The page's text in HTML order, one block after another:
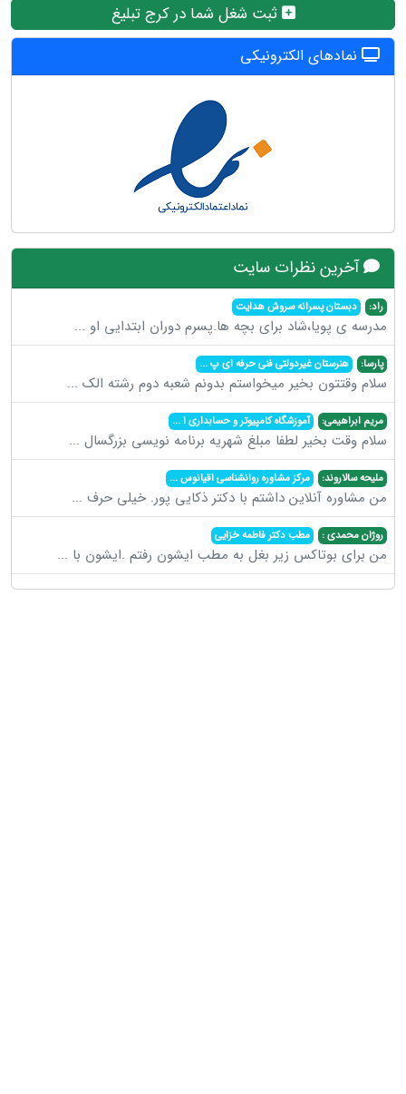
ثبت شغل شما در کرج تبلیغ
نمادهای الکترونیکی
آخرین نظرات سایت
راد: دبستان پسرانه سروش هدایت
مدرسه ی پویا،شاد برای بچه ها.پسرم دوران ابتدایی او ...
پارسا: هنرستان غیردولتی فنی حرفه ای پ...
سلام وقتتون بخیر میخواستم بدونم شعبه دوم رشته الک ...
مریم ابراهیمی: آموزشگاه کامپیوتر و حسابداری ا...
سلام وقت بخیر لطفا مبلغ شهریه برنامه نویسی بزرگسال ...
ملیحه سالاروند: مرکز مشاوره روانشناسی اقیانوس...
من مشاوره آنلاین داشتم با دکتر ذکایی پور. خیلی حرف ...
روژان محمدی : مطب دکتر فاطمه خزایی
من برای بوتاکس زیر بغل به مطب ایشون رفتم .ایشون با ...